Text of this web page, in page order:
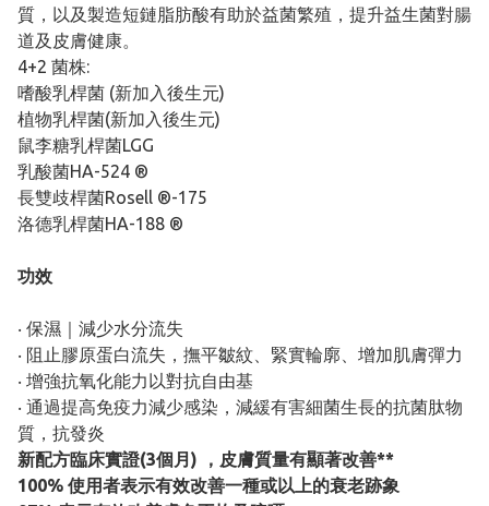
質，以及製造短鏈脂肪酸有助於益菌繁殖，提升益生菌對腸
道及皮膚健康。
4+2 菌株:
嗜酸乳桿菌 (新加入後生元)
植物乳桿菌(新加入後生元)
鼠李糖乳桿菌LGG
乳酸菌HA-524 ®️
長雙歧桿菌Rosell ®️-175
洛德乳桿菌HA-188 ®️
功效​
‧ 保濕｜減少水分流失​
‧ 阻止膠原蛋白流失，撫平皺紋、緊實輪廓、增加肌膚彈力
‧ 增強抗氧化能力以對抗自由基​
‧ 通過提高免疫力減少感染​，減緩有害細菌生長的抗菌肽物
質，抗發炎
新配方臨床實證(3個月) ，皮膚質量有顯著改善**​
100% 使用者表示有效改善一種或以上的衰老跡象